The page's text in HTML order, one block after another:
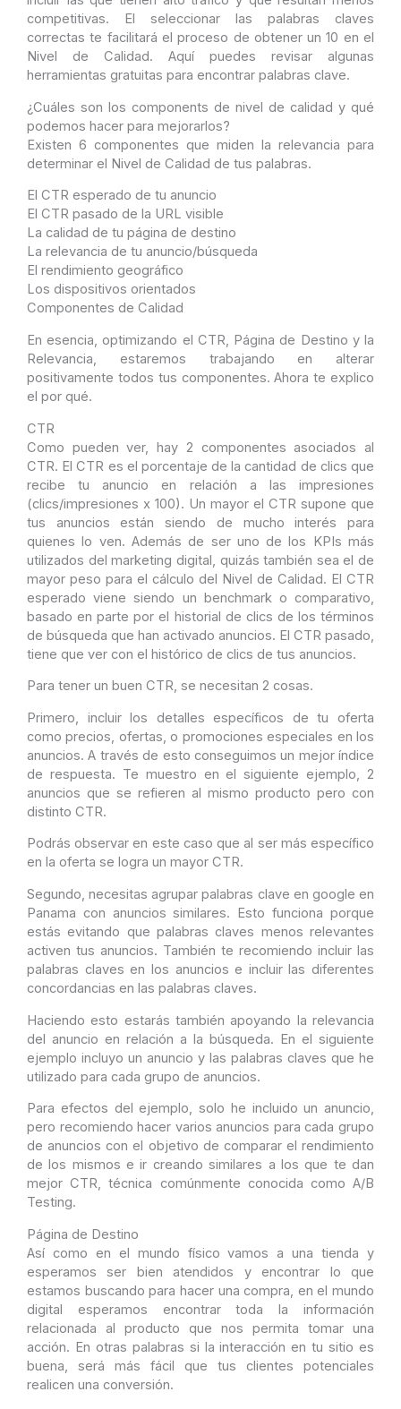
competitivas. El seleccionar las palabras claves
correctas te facilitará el proceso de obtener un 10 en el
Nivel de Calidad. Aquí puedes revisar algunas
herramientas gratuitas para encontrar palabras clave.
¿Cuáles son los components de nivel de calidad y qué
podemos hacer para mejorarlos?
Existen 6 componentes que miden la relevancia para
determinar el Nivel de Calidad de tus palabras.
El CTR esperado de tu anuncio
El CTR pasado de la URL visible
La calidad de tu página de destino
La relevancia de tu anuncio/búsqueda
El rendimiento geográfico
Los dispositivos orientados
Componentes de Calidad
En esencia, optimizando el CTR, Página de Destino y la
Relevancia, estaremos trabajando en alterar
positivamente todos tus componentes. Ahora te explico
el por qué.
CTR
Como pueden ver, hay 2 componentes asociados al
CTR. El CTR es el porcentaje de la cantidad de clics que
recibe tu anuncio en relación a las impresiones
(clics/impresiones x 100). Un mayor el CTR supone que
tus anuncios están siendo de mucho interés para
quienes lo ven. Además de ser uno de los KPIs más
utilizados del marketing digital, quizás también sea el de
mayor peso para el cálculo del Nivel de Calidad. El CTR
esperado viene siendo un benchmark o comparativo,
basado en parte por el historial de clics de los términos
de búsqueda que han activado anuncios. El CTR pasado,
tiene que ver con el histórico de clics de tus anuncios.
Para tener un buen CTR, se necesitan 2 cosas.
Primero, incluir los detalles específicos de tu oferta
como precios, ofertas, o promociones especiales en los
anuncios. A través de esto conseguimos un mejor índice
de respuesta. Te muestro en el siguiente ejemplo, 2
anuncios que se refieren al mismo producto pero con
distinto CTR.
Podrás observar en este caso que al ser más específico
en la oferta se logra un mayor CTR.
Segundo, necesitas agrupar palabras clave en google en
Panama con anuncios similares. Esto funciona porque
estás evitando que palabras claves menos relevantes
activen tus anuncios. También te recomiendo incluir las
palabras claves en los anuncios e incluir las diferentes
concordancias en las palabras claves.
Haciendo esto estarás también apoyando la relevancia
del anuncio en relación a la búsqueda. En el siguiente
ejemplo incluyo un anuncio y las palabras claves que he
utilizado para cada grupo de anuncios.
Para efectos del ejemplo, solo he incluido un anuncio,
pero recomiendo hacer varios anuncios para cada grupo
de anuncios con el objetivo de comparar el rendimiento
de los mismos e ir creando similares a los que te dan
mejor CTR, técnica comúnmente conocida como A/B
Testing.
Página de Destino
Así como en el mundo físico vamos a una tienda y
esperamos ser bien atendidos y encontrar lo que
estamos buscando para hacer una compra, en el mundo
digital esperamos encontrar toda la información
relacionada al producto que nos permita tomar una
acción. En otras palabras si la interacción en tu sitio es
buena, será más fácil que tus clientes potenciales
realicen una conversión.